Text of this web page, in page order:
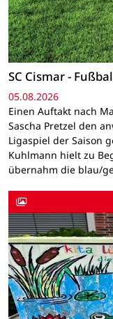
SC Cismar -
05.08.2026
Einen Auftakt nach
Sascha Pretzel den
Ligaspiel der Saison
Kuhlmann hielt zu
übernahm die blau/